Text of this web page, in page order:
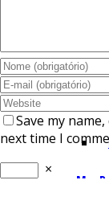
M – P
Save my
next time I
×